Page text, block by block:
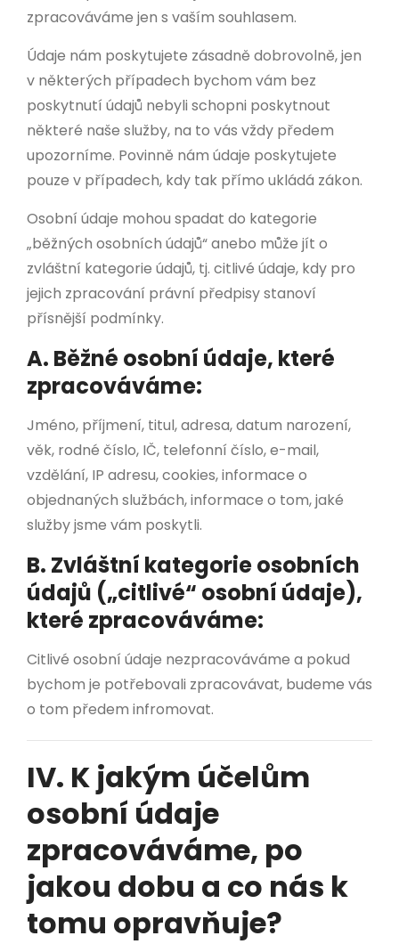
zpracováváme jen s vaším souhlasem.
Údaje nám poskytujete zásadně dobrovolně, jen
v některých případech bychom vám bez
poskytnutí údajů nebyli schopni poskytnout
některé naše služby, na to vás vždy předem
upozorníme. Povinně nám údaje poskytujete
pouze v případech, kdy tak přímo ukládá zákon.
Osobní údaje mohou spadat do kategorie
„běžných osobních údajů“ anebo může jít o
zvláštní kategorie údajů, tj. citlivé údaje, kdy pro
jejich zpracování právní předpisy stanoví
přísnější podmínky.
A. Běžné osobní údaje, které
zpracováváme:
Jméno, příjmení, titul, adresa, datum narození,
věk, rodné číslo, IČ, telefonní číslo, e-mail,
vzdělání, IP adresu, cookies, informace o
objednaných službách, informace o tom, jaké
služby jsme vám poskytli.
B. Zvláštní kategorie osobních
údajů („citlivé“ osobní údaje),
které zpracováváme:
Citlivé osobní údaje nezpracováváme a pokud
bychom je potřebovali zpracovávat, budeme vás
o tom předem infromovat.
IV. K jakým účelům
osobní údaje
zpracováváme, po
jakou dobu a co nás k
tomu opravňuje?